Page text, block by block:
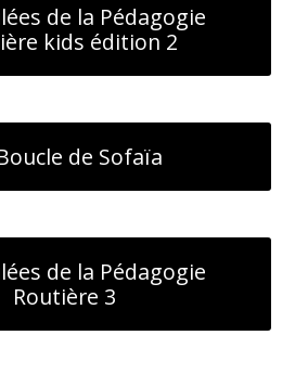
de la Pédagogie
kids édition 2
de Sofaïa
de la Pédagogie
Routière 3